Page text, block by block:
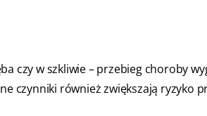
czy w szkliwie – przebieg choroby
czynniki również zwiększają ryzyko